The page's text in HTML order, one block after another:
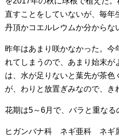
直すことをしていないが、毎年
丹頂かコエルレウムか分からな
昨年はあまり咲かなかった。今
れてしまうので、あまり始末が
は、水が足りないと葉先が茶色
が、わりと放置ぎみなので、き
花期は5～6月で、バラと重なる
ヒガンバナ科 ネギ亜科 ネ